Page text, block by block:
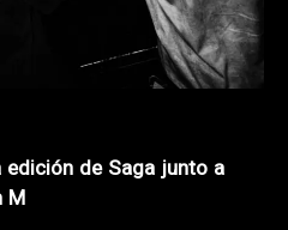
edición de Saga junto a
M